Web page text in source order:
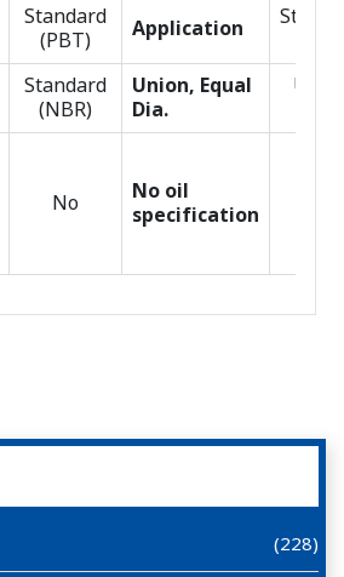
(228)
Standard
(PBT)
Application
Standard
(NBR)
Union, Equal
Dia.
No
No oil
specification